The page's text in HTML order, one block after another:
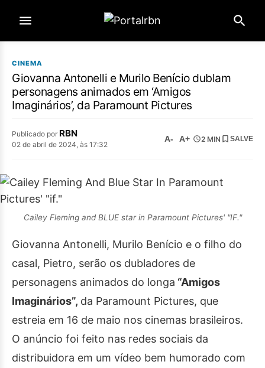
CINEMA
Giovanna Antonelli e Murilo Benício dublam
personagens animados em ‘Amigos
Imaginários’, da Paramount Pictures
Publicado por RBN
02 de abril de 2024, às 17:32
A- A+ 2 MIN SALVE
Cailey Fleming and BLUE star in Paramount Pictures' "IF."
Giovanna Antonelli, Murilo Benício e o filho do
casal, Pietro, serão os dubladores de
personagens animados do longa “Amigos
Imaginários”, da Paramount Pictures, que
estreia em 16 de maio nos cinemas brasileiros.
O anúncio foi feito nas redes sociais da
distribuidora em um vídeo bem humorado com